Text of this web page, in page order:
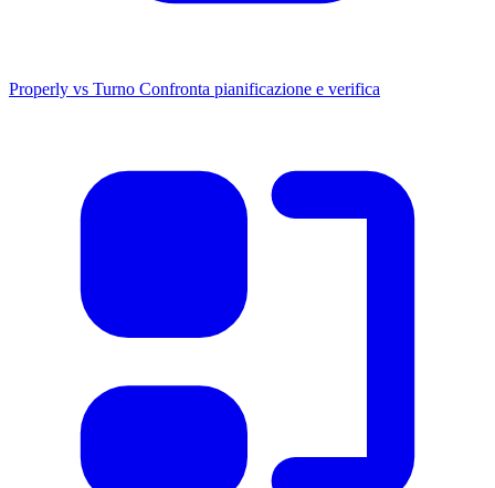
Properly vs Turno Confronta pianificazione e verifica